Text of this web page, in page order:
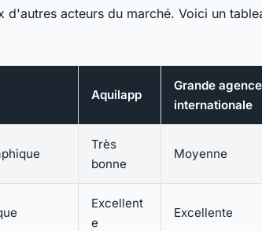
d'autres acteurs du marché. Voici un
Aquilapp
Grande agence
internationale
Très
bonne
Moyenne
Excellent
e
Excellente